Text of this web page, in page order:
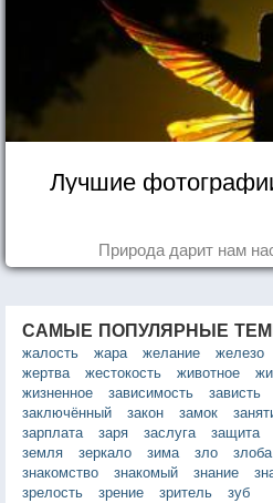
Лучшие
Природа дарит нам
САМЫЕ ПОПУЛЯРНЫЕ
жалость
жара желание железо
жертва
жестокость животное
жизненное
зависимость зависть
заключённый
закон замок
зарплата
заря заслуга защита
земля
зеркало зима зло злоба
знакомство
знакомый знание
зрелость
зрение зритель зуб